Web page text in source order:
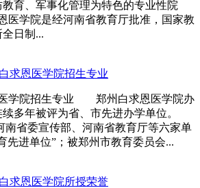
育、军事化管理为特色的专业性院
医学院是经河南省教育厅批准，国家教
日制...
求恩医学院招生专业
学院招生专业 郑州白求恩医学院办
多年被评为省、市先进办学单位。
南省委宣传部、河南省教育厅等六家单
先进单位”；被郑州市教育委员会...
求恩医学院所授荣誉